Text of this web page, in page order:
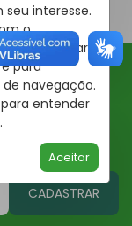
interesse.
o
para
para
navegação.
para entender
Aceitar
CADASTRAR